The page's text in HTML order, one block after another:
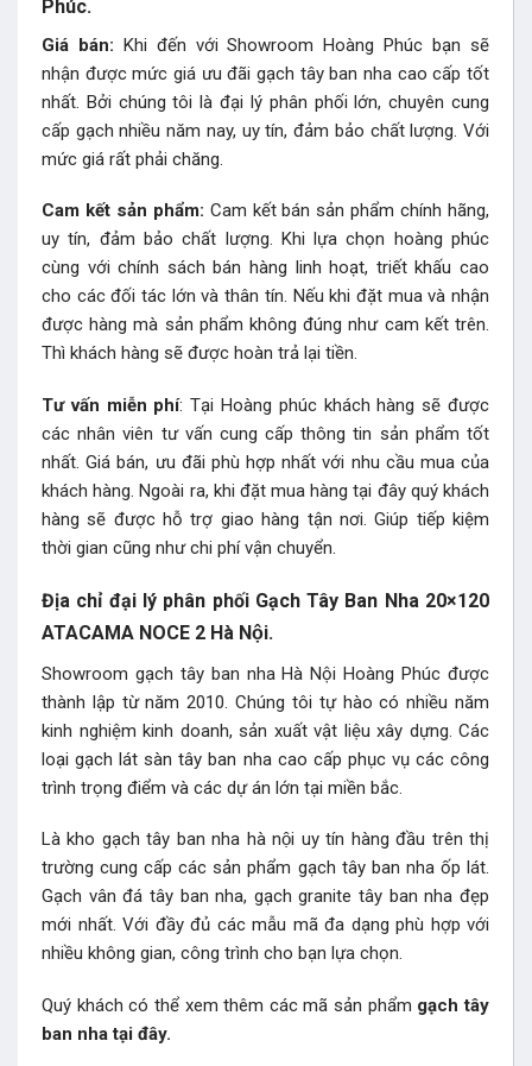
Phúc.
Giá bán: Khi đến với Showroom Hoàng Phúc bạn sẽ
nhận được mức giá ưu đãi gạch tây ban nha cao cấp tốt
nhất. Bởi chúng tôi là đại lý phân phối lớn, chuyên cung
cấp gạch nhiều năm nay, uy tín, đảm bảo chất lượng. Với
mức giá rất phải chăng.
Cam kết sản phẩm: Cam kết bán sản phẩm chính hãng,
uy tín, đảm bảo chất lượng. Khi lựa chọn hoàng phúc
cùng với chính sách bán hàng linh hoạt, triết khấu cao
cho các đối tác lớn và thân tín. Nếu khi đặt mua và nhận
được hàng mà sản phẩm không đúng như cam kết trên.
Thì khách hàng sẽ được hoàn trả lại tiền.
Tư vấn miễn phí: Tại Hoàng phúc khách hàng sẽ được
các nhân viên tư vấn cung cấp thông tin sản phẩm tốt
nhất. Giá bán, ưu đãi phù hợp nhất với nhu cầu mua của
khách hàng. Ngoài ra, khi đặt mua hàng tại đây quý khách
hàng sẽ được hỗ trợ giao hàng tận nơi. Giúp tiếp kiệm
thời gian cũng như chi phí vận chuyển.
Địa chỉ đại lý phân phối Gạch Tây Ban Nha 20×120
ATACAMA NOCE 2 Hà Nội.
Showroom gạch tây ban nha Hà Nội Hoàng Phúc được
thành lập từ năm 2010. Chúng tôi tự hào có nhiều năm
kinh nghiệm kinh doanh, sản xuất vật liệu xây dựng. Các
loại gạch lát sàn tây ban nha cao cấp phục vụ các công
trình trọng điểm và các dự án lớn tại miền bắc.
Là kho gạch tây ban nha hà nội uy tín hàng đầu trên thị
trường cung cấp các sản phẩm gạch tây ban nha ốp lát.
Gạch vân đá tây ban nha, gạch granite tây ban nha đẹp
mới nhất. Với đầy đủ các mẫu mã đa dạng phù hợp với
nhiều không gian, công trình cho bạn lựa chọn.
Quý khách có thể xem thêm các mã sản phẩm gạch tây
ban nhatại đây.